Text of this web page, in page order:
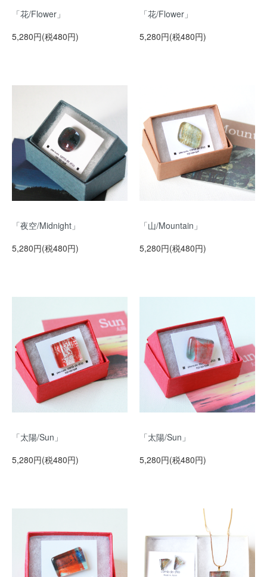
「花/Flower」
5,280円(税480円)
「花/Flower」
5,280円(税480円)
「夜空/Midnight」
5,280円(税480円)
「山/Mountain」
5,280円(税480円)
「太陽/Sun」
5,280円(税480円)
「太陽/Sun」
5,280円(税480円)